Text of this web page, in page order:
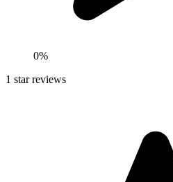
0%
1 star reviews